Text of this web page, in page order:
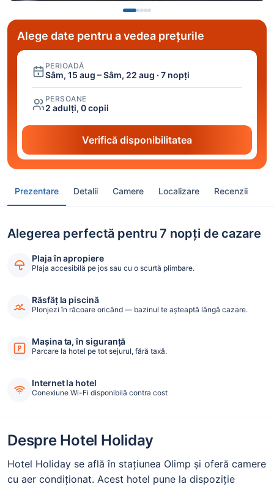
Alege date pentru a vedea prețurile
PERIOADĂ
Sâm, 15 aug – Sâm, 22 aug · 7 nopți
PERSOANE
2 adulți, 0 copii
Verifică disponibilitatea
Prezentare Detalii Camere Localizare Recenzii
Alegerea perfectă pentru 7 nopți de cazare
Plaja în apropiere
Plaja accesibilă pe jos sau cu o scurtă plimbare.
Răsfăț la piscină
Plonjezi în răcoare oricând — bazinul te așteaptă lângă cazare.
Mașina ta, în siguranță
Parcare la hotel pe tot sejurul, fără taxă.
Internet la hotel
Conexiune Wi-Fi disponibilă contra cost
Despre Hotel Holiday
Hotel Holiday se află în stațiunea Olimp și oferă camere
cu aer condiţionat. Acest hotel pune la dispoziție